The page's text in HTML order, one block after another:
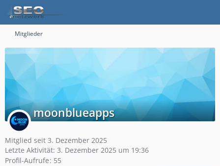
Mitglieder
moonblueapps
Mitglied seit 3. Dezember 2025
Letzte Aktivität: 3. Dezember 2025 um 19:36
Profil-Aufrufe 55